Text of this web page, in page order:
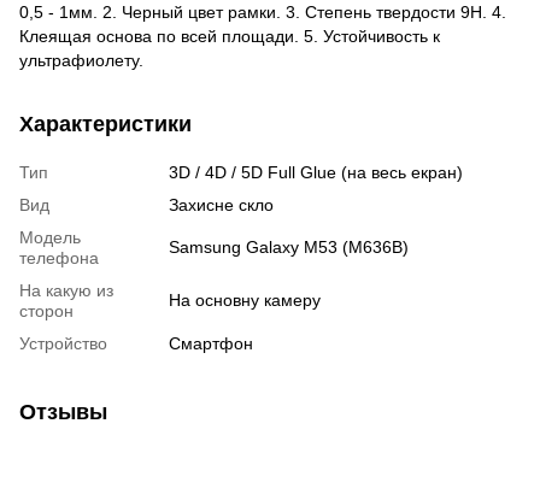
0,5 - 1мм. 2. Черный цвет рамки. 3. Степень твердости 9H. 4.
Клеящая основа по всей площади. 5. Устойчивость к
ультрафиолету.
Характеристики
Тип
3D / 4D / 5D Full Glue (на весь екран)
Вид
Захисне скло
Модель
телефона
Samsung Galaxy M53 (M636B)
На какую из
сторон
На основну камеру
Устройство Смартфон
Отзывы